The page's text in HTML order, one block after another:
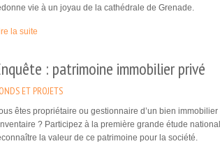
vie à un joyau de la cathédrale de Grenade.
la suite
: patrimoine immobilier privé
ET PROJETS
êtes propriétaire ou gestionnaire d’un bien
? Participez à la première grande étude
la valeur de ce patrimoine pour la société.